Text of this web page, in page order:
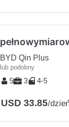
BYD Qin Plus
lub podobny
5 3 4-5
USD 33.85/